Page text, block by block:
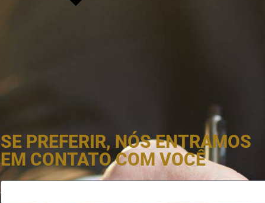
SE PREFERIR, NÓS ENTRAMOS
EM CONTATO COM VOCÊ